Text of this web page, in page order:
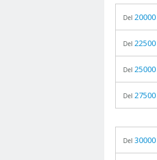
Del 20000
Del 22500
Del 25000
Del 27500
Del 30000